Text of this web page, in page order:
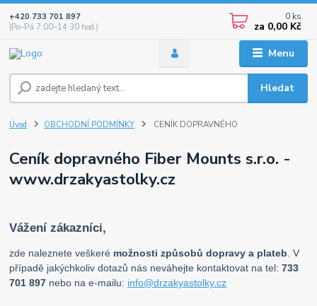
Menu
Hledat
+420 733 701 897
(Po–Pá 7:00–14:30 hod.)
0 ks
za 0,00 Kč
Úvod OBCHODNÍ PODMÍNKY CENÍK DOPRAVNÉHO
Ceník dopravného Fiber Mounts s.r.o. -
www.drzakyastolky.cz
Vážení zákazníci,
zde naleznete veškeré možnosti způsobů dopravy a plateb . V
případě jakýchkoliv dotazů nás neváhejte kontaktovat na tel:733
701 897 nebo na e-mailu: info@drzakyastolky.cz